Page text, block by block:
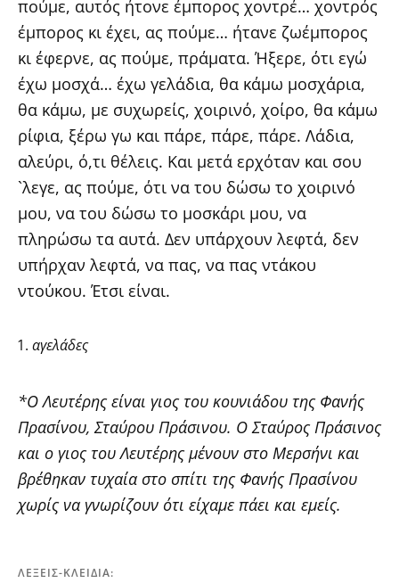
πούμε, αυτός ήτονε έμπορος χοντρέ… χοντρός
έμπορος κι έχει, ας πούμε… ήτανε ζωέμπορος
κι έφερνε, ας πούμε, πράματα. Ήξερε, ότι εγώ
έχω μοσχά… έχω γελάδια, θα κάμω μοσχάρια,
θα κάμω, με συχωρείς, χοιρινό, χοίρο, θα κάμω
ρίφια, ξέρω γω και πάρε, πάρε, πάρε. Λάδια,
αλεύρι, ό,τι θέλεις. Και μετά ερχόταν και σου
`λεγε, ας πούμε, ότι να του δώσω το χοιρινό
μου, να του δώσω το μοσκάρι μου, να
πληρώσω τα αυτά. Δεν υπάρχουν λεφτά, δεν
υπήρχαν λεφτά, να πας, να πας ντάκου
ντούκου. Έτσι είναι.
αγελάδες
*Ο Λευτέρης είναι γιος του κουνιάδου της Φανής
Πρασίνου, Σταύρου Πράσινου. Ο Σταύρος Πράσινος
και ο γιος του Λευτέρης μένουν στο Μερσήνι και
βρέθηκαν τυχαία στο σπίτι της Φανής Πρασίνου
χωρίς να γνωρίζουν ότι είχαμε πάει και εμείς.
ΛΈΞΕΙΣ-ΚΛΕΙΔΙΆ: